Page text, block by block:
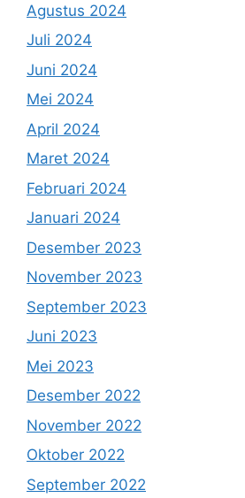
Agustus 2024
Juli 2024
Juni 2024
Mei 2024
April 2024
Maret 2024
Februari 2024
Januari 2024
Desember 2023
November 2023
September 2023
Juni 2023
Mei 2023
Desember 2022
November 2022
Oktober 2022
September 2022